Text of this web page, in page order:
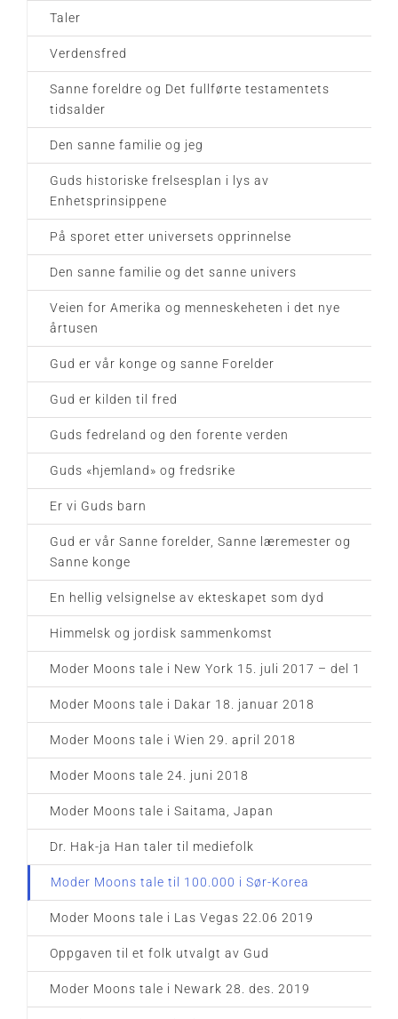
Taler
Verdensfred
Sanne foreldre og Det fullførte testamentets
tidsalder
Den sanne familie og jeg
Guds historiske frelsesplan i lys av
Enhetsprinsippene
På sporet etter universets opprinnelse
Den sanne familie og det sanne univers
Veien for Amerika og menneskeheten i det nye
årtusen
Gud er vår konge og sanne Forelder
Gud er kilden til fred
Guds fedreland og den forente verden
Guds «hjemland» og fredsrike
Er vi Guds barn
Gud er vår Sanne forelder, Sanne læremester og
Sanne konge
En hellig velsignelse av ekteskapet som dyd
Himmelsk og jordisk sammenkomst
Moder Moons tale i New York 15. juli 2017 – del 1
Moder Moons tale i Dakar 18. januar 2018
Moder Moons tale i Wien 29. april 2018
Moder Moons tale 24. juni 2018
Moder Moons tale i Saitama, Japan
Dr. Hak-ja Han taler til mediefolk
Moder Moons tale til 100.000 i Sør-Korea
Moder Moons tale i Las Vegas 22.06 2019
Oppgaven til et folk utvalgt av Gud
Moder Moons tale i Newark 28. des. 2019